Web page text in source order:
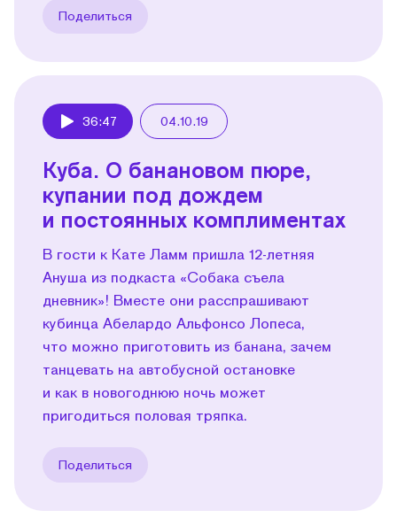
Поделиться
36:47 04.10.19
Куба. О банановом пюре,
купании под дождем
и постоянных комплиментах
В гости к Кате Ламм пришла 12-летняя
Ануша из подкаста «Собака съела
дневник»! Вместе они расспрашивают
кубинца Абелардо Альфонсо Лопеса,
что можно приготовить из банана, зачем
танцевать на автобусной остановке
и как в новогоднюю ночь может
пригодиться половая тряпка.
Поделиться